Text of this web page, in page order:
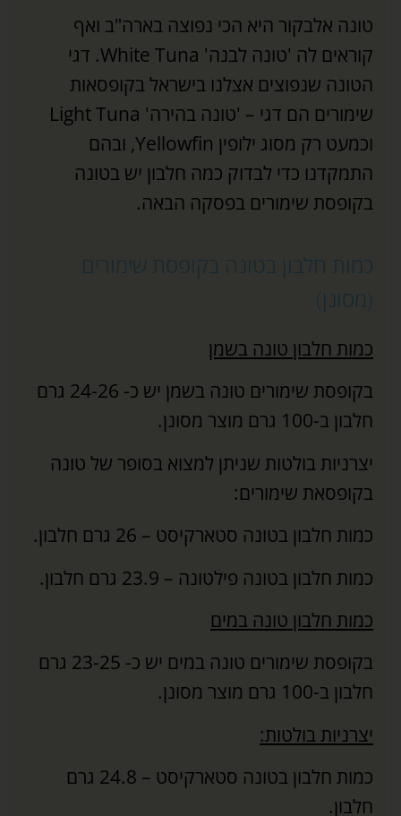
טונה אלבקור היא הכי נפוצה בארה"ב ואף
קוראים לה 'טונה לבנה' White Tuna. דגי
הטונה שנפוצים אצלנו בישראל בקופסאות
שימורים הם דגי – 'טונה בהירה' Light Tuna
וכמעט רק מסוג ילופין Yellowfin, ובהם
התמקדנו כדי לבדוק כמה חלבון יש בטונה
בקופסת שימורים בפסקה הבאה.
כמות חלבון בטונה בקופסת שימורים
(מסונן)
כמות חלבון טונה בשמן
בקופסת שימורים טונה בשמן יש כ- 24-26 גרם
חלבון ב-100 גרם מוצר מסונן.
יצרניות בולטות שניתן למצוא בסופר של טונה
בקופסאת שימורים:
כמות חלבון בטונה סטארקיסט – 26 גרם חלבון.
כמות חלבון בטונה פילטונה – 23.9 גרם חלבון.
כמות חלבון טונה במים
בקופסת שימורים טונה במים יש כ- 23-25 גרם
חלבון ב-100 גרם מוצר מסונן.
יצרניות בולטות:
כמות חלבון בטונה סטארקיסט – 24.8 גרם
חלבון.